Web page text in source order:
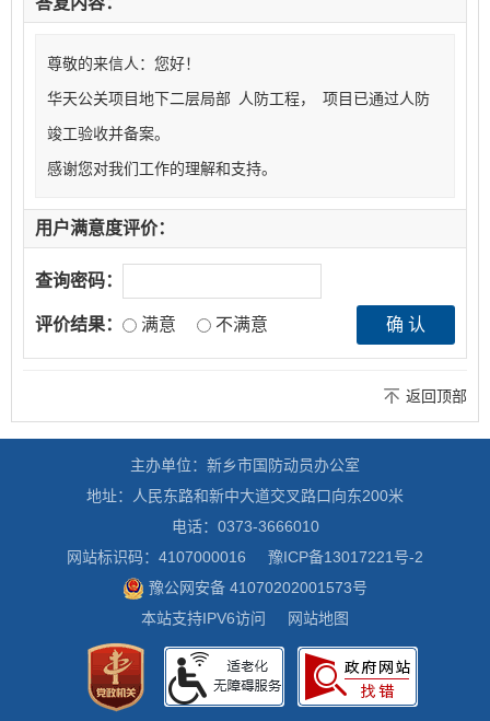
尊敬的来信人：您好！
华天公关项目地下二层局部 人防工程， 项目已通过人防
竣工验收并备案。
感谢您对我们工作的理解和支持。
用户满意度评价：
查询密码：
评价结果： 满意 不满意
返回顶部
主办单位：新乡市国防动员办公室
地址：人民东路和新中大道交叉路口向东200米
电话：0373-3666010
网站标识码：4107000016
豫ICP备13017221号-2
豫公网安备 41070202001573号
本站支持IPV6访问
网站地图